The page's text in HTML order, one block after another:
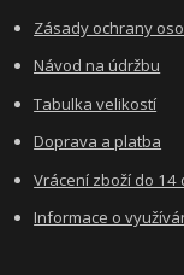
Zásady ochrany
Návod na údržbu
Tabulka velikostí
Doprava a platba
Vrácení zboží do 14
Informace o